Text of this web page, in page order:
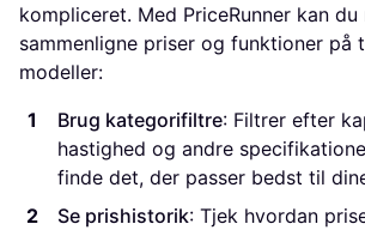
kompliceret. Med PriceRunner kan du
sammenligne priser og funktioner på
modeller:
Brug kategorifiltre: Filtrer efter
hastighed og andre
finde det, der passer bedst til
Se prishistorik: Tjek hvordan